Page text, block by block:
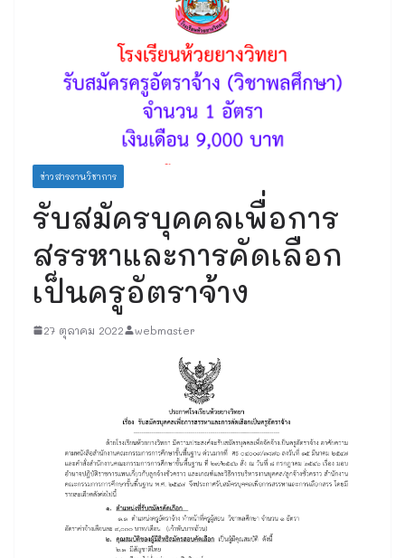
ข่าวสารงานวิชาการ
รับสมัครบุคคลเพื่อการ
สรรหาและการคัดเลือก
เป็นครูอัตราจ้าง
27 ตุลาคม 2022 webmaster